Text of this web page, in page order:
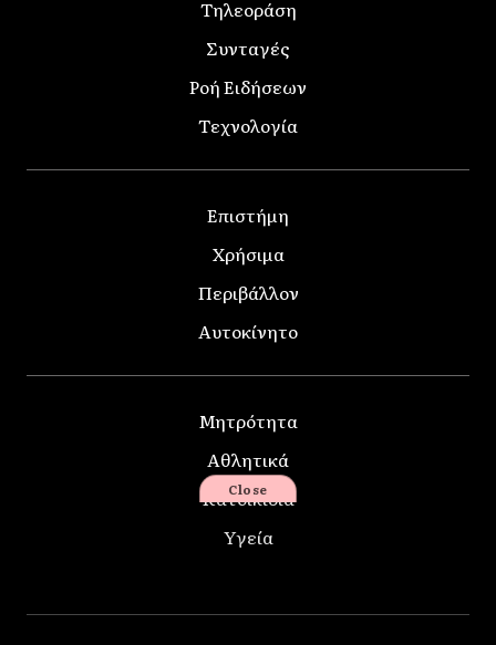
Τηλεοράση
Συνταγές
Ροή Ειδήσεων
Τεχνολογία
Επιστήμη
Χρήσιμα
Περιβάλλον
Αυτοκίνητο
Μητρότητα
Αθλητικά
Κατοικίδια
Υγεία
Close